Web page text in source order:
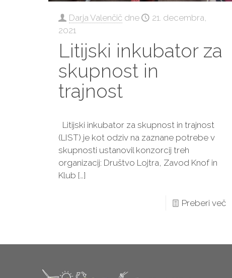
Darja Valenčič dne
21. decembra,
2021
Litijski inkubator za
skupnost in
trajnost
Litijski inkubator za skupnost in trajnost
(LIST) je kot odziv na zaznane potrebe v
skupnosti ustanovil konzorcij treh
organizacij: Društvo Lojtra, Zavod Knof in
Klub […]
Preberi več